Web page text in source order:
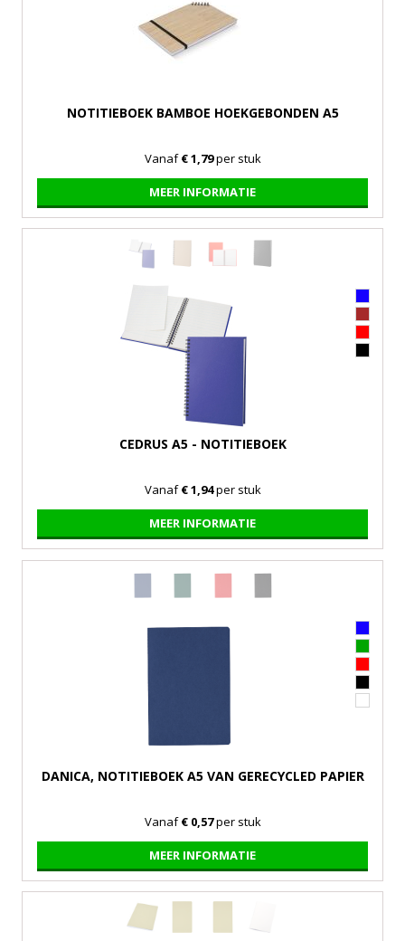
NOTITIEBOEK BAMBOE HOEKGEBONDEN A5
Vanaf€ 1,79per stuk
MEER INFORMATIE
CEDRUS A5 - NOTITIEBOEK
Vanaf€ 1,94per stuk
MEER INFORMATIE
DANICA, NOTITIEBOEK A5 VAN GERECYCLED PAPIER
Vanaf€ 0,57per stuk
MEER INFORMATIE